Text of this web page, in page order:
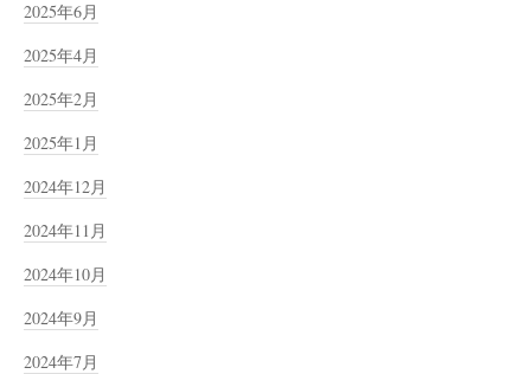
2025年6月
2025年4月
2025年2月
2025年1月
2024年12月
2024年11月
2024年10月
2024年9月
2024年7月